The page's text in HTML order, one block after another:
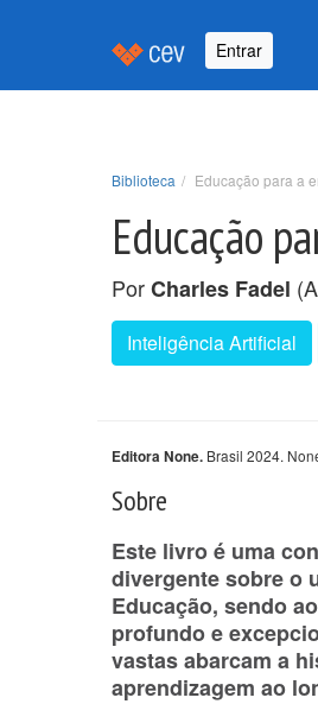
Entrar
Biblioteca Educação para a
Educação
PorCharles Fadel
Inteligência Artificial
Editora None. Brasil 2024.
Sobre
Este livro é uma
divergente sobre o
Educação, sendo
profundo e
vastas abarcam a
aprendizagem ao